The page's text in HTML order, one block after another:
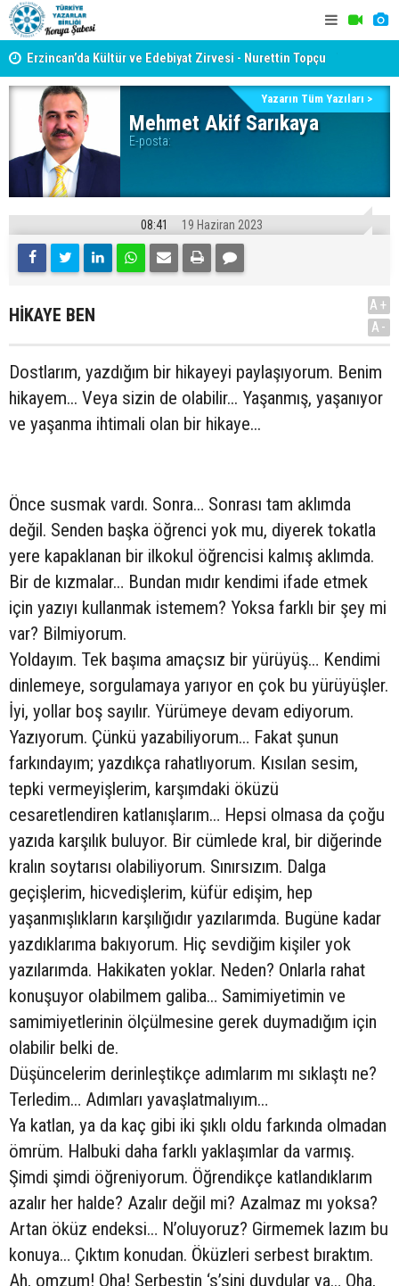
Erzincan’da Kültür ve Edebiyat Zirvesi - Nurettin Topçu
Sokağı Açılışı
Mehmet Akif Sarıkaya
E-posta:
Yazarın Tüm Yazıları >
08:41 19 Haziran 2023
HİKAYE BEN
A+
A-
Dostlarım, yazdığım bir hikayeyi paylaşıyorum. Benim
hikayem... Veya sizin de olabilir... Yaşanmış, yaşanıyor
ve yaşanma ihtimali olan bir hikaye...
Önce susmak vardı. Sonra… Sonrası tam aklımda
değil. Senden başka öğrenci yok mu, diyerek tokatla
yere kapaklanan bir ilkokul öğrencisi kalmış aklımda.
Bir de kızmalar… Bundan mıdır kendimi ifade etmek
için yazıyı kullanmak istemem? Yoksa farklı bir şey mi
var? Bilmiyorum.
Yoldayım. Tek başıma amaçsız bir yürüyüş… Kendimi
dinlemeye, sorgulamaya yarıyor en çok bu yürüyüşler.
İyi, yollar boş sayılır. Yürümeye devam ediyorum.
Yazıyorum. Çünkü yazabiliyorum… Fakat şunun
farkındayım; yazdıkça rahatlıyorum. Kısılan sesim,
tepki vermeyişlerim, karşımdaki öküzü
cesaretlendiren katlanışlarım… Hepsi olmasa da çoğu
yazıda karşılık buluyor. Bir cümlede kral, bir diğerinde
kralın soytarısı olabiliyorum. Sınırsızım. Dalga
geçişlerim, hicvedişlerim, küfür edişim, hep
yaşanmışlıkların karşılığıdır yazılarımda. Bugüne kadar
yazdıklarıma bakıyorum. Hiç sevdiğim kişiler yok
yazılarımda. Hakikaten yoklar. Neden? Onlarla rahat
konuşuyor olabilmem galiba… Samimiyetimin ve
samimiyetlerinin ölçülmesine gerek duymadığım için
olabilir belki de.
Düşüncelerim derinleştikçe adımlarım mı sıklaştı ne?
Terledim… Adımları yavaşlatmalıyım…
Ya katlan, ya da kaç gibi iki şıklı oldu farkında olmadan
ömrüm. Halbuki daha farklı yaklaşımlar da varmış.
Şimdi şimdi öğreniyorum. Öğrendikçe katlandıklarım
azalır her halde? Azalır değil mi? Azalmaz mı yoksa?
Artan öküz endeksi… N’oluyoruz? Girmemek lazım bu
konuya… Çıktım konudan. Öküzleri serbest bıraktım.
Ah, omzum! Oha! Serbestin ‘s’sini duydular ya… Oha,